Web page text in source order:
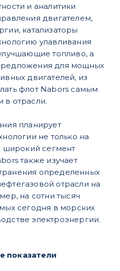
и аналитики
двигателем,
катализаторы
улавливания
топливо, а
для мощных
двигателей, из
флот Nabors самым
отрасли.
планирует
не только на
широкий сегмент
также изучает
определенных
отрасли на
на сотни тысяч
сегодня в морских
электроэнергии.
показатели